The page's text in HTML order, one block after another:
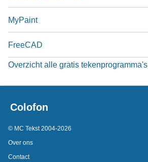
MyPaint
FreeCAD
Overzicht alle gratis tekenprogramma's
Colofon
© MC Tekst 2004-2026
Over ons
Contact